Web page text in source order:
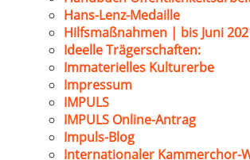
Hans-Lenz-Medaille
Hilfsmaßnahmen | bis Juni
Ideelle Trägerschaften:
Immaterielles Kulturerbe
Impressum
IMPULS
IMPULS Online-Antrag
Impuls-Blog
Internationaler Kammerchor-